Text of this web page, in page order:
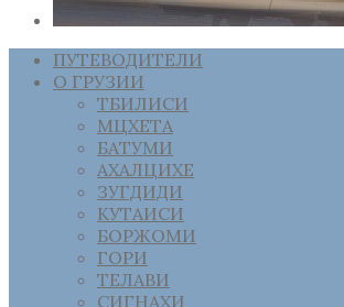
ПУТЕВОДИТЕЛИ
О ГРУЗИИ
ТБИЛИСИ
МЦХЕТА
БАТУМИ
АХАЛЦИХЕ
ЗУГДИДИ
КУТАИСИ
БОРЖОМИ
ГОРИ
ТЕЛАВИ
СИГНАХИ